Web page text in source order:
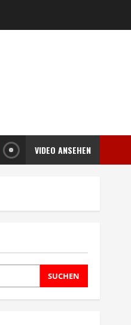
VIDEO ANSEHEN
SUCHEN